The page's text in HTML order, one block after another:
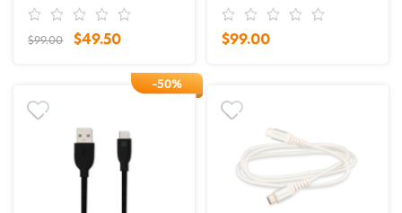
$99.00 $49.50 $99.00
-50%